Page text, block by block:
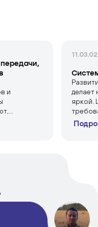
и
11.03.02
яркой.